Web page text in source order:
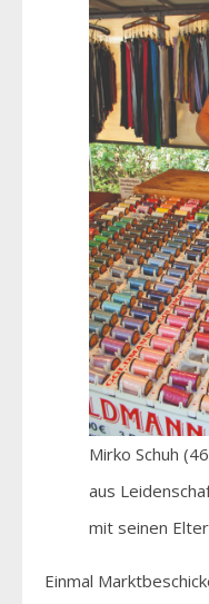
Mirko Schuh
aus
mit seinen
Einmal